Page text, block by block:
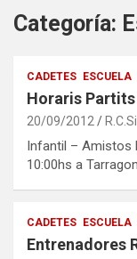
Categoría:
CADETES ESCUELA
Horaris Partits
20/09/2012
Infantil – Amistos
10:00hs a
CADETES ESCUELA
Entrenadores